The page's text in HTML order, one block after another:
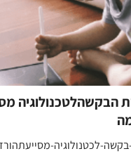
הבקשהלטכנולוגיה
לכטנולוגיה-